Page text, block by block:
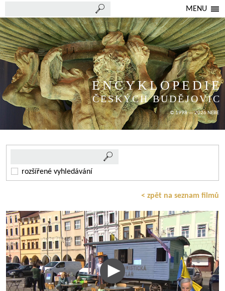
MENU
ENCYKLOPEDIE
ČESKÝCH BUDĚJOVIC
© 1998 — 2026 NEBE
rozšířené vyhledávání
< zpět na seznam filmů